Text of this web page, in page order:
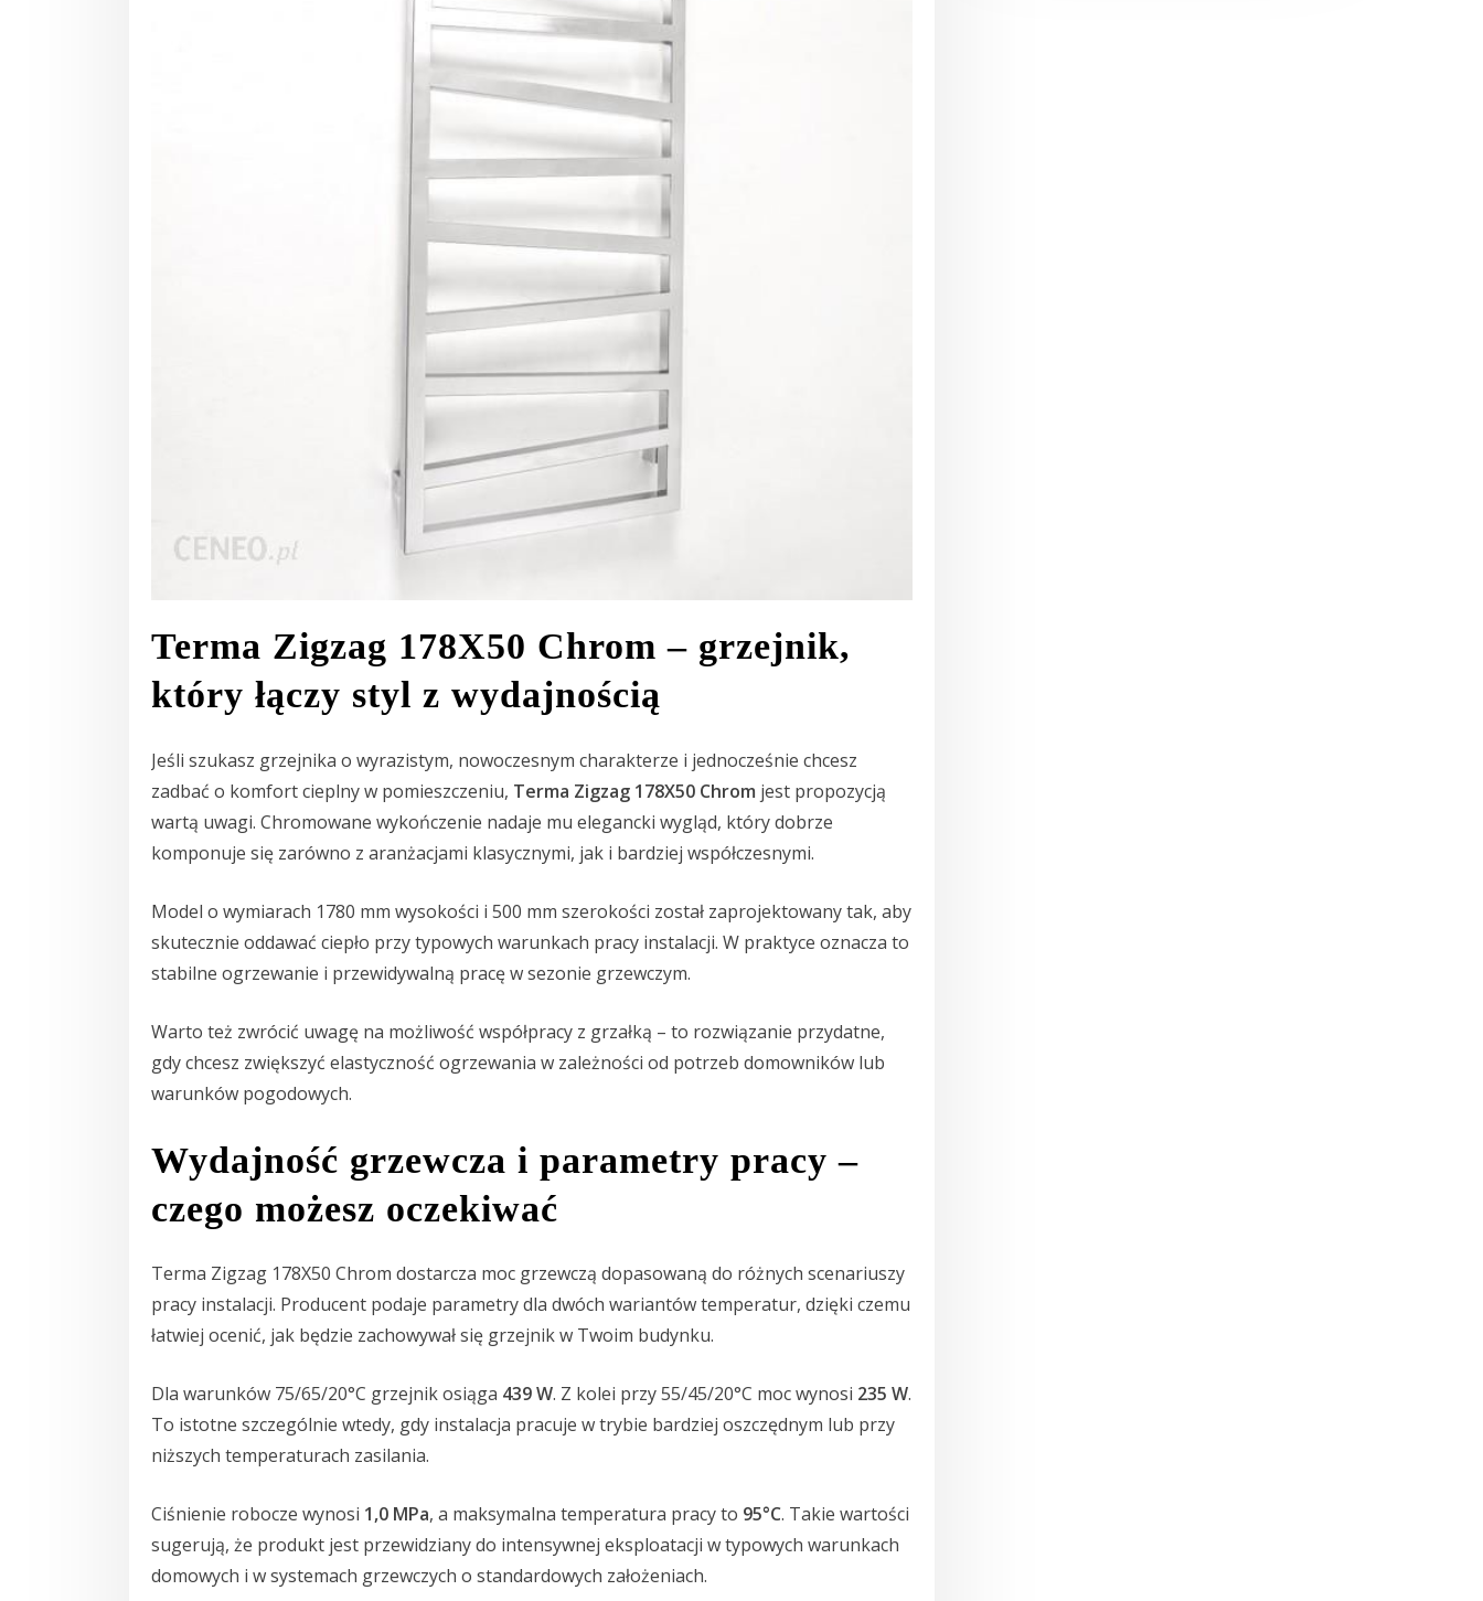
Terma Zigzag 178X50 Chrom – grzejnik,
który łączy styl z wydajnością
Jeśli szukasz grzejnika o wyrazistym, nowoczesnym charakterze i jednocześnie chcesz
zadbać o komfort cieplny w pomieszczeniu, Terma Zigzag 178X50 Chrom jest propozycją
wartą uwagi. Chromowane wykończenie nadaje mu elegancki wygląd, który dobrze
komponuje się zarówno z aranżacjami klasycznymi, jak i bardziej współczesnymi.
Model o wymiarach 1780 mm wysokości i 500 mm szerokości został zaprojektowany tak, aby
skutecznie oddawać ciepło przy typowych warunkach pracy instalacji. W praktyce oznacza to
stabilne ogrzewanie i przewidywalną pracę w sezonie grzewczym.
Warto też zwrócić uwagę na możliwość współpracy z grzałką – to rozwiązanie przydatne,
gdy chcesz zwiększyć elastyczność ogrzewania w zależności od potrzeb domowników lub
warunków pogodowych.
Wydajność grzewcza i parametry pracy –
czego możesz oczekiwać
Terma Zigzag 178X50 Chrom dostarcza moc grzewczą dopasowaną do różnych scenariuszy
pracy instalacji. Producent podaje parametry dla dwóch wariantów temperatur, dzięki czemu
łatwiej ocenić, jak będzie zachowywał się grzejnik w Twoim budynku.
Dla warunków 75/65/20°C grzejnik osiąga 439 W. Z kolei przy 55/45/20°C moc wynosi 235 W.
To istotne szczególnie wtedy, gdy instalacja pracuje w trybie bardziej oszczędnym lub przy
niższych temperaturach zasilania.
Ciśnienie robocze wynosi 1,0 MPa, a maksymalna temperatura pracy to 95°C. Takie wartości
sugerują, że produkt jest przewidziany do intensywnej eksploatacji w typowych warunkach
domowych i w systemach grzewczych o standardowych założeniach.